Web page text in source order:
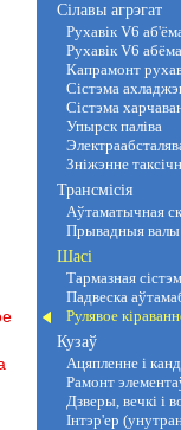
Сілавы агрэгат
Рухавік V6
Рухавік V6
Капрамонт
Сістэма
Сістэма
Упырск паліва
Зніжэнне
Трансмісія
Аўтаматычная
Прывадныя валы
Шасі
Тармазная
Падвеска
Рулявое
Кузаў
Ацяпленне і
Рамонт
Дзверы, вечкі і
Інтэр'ер